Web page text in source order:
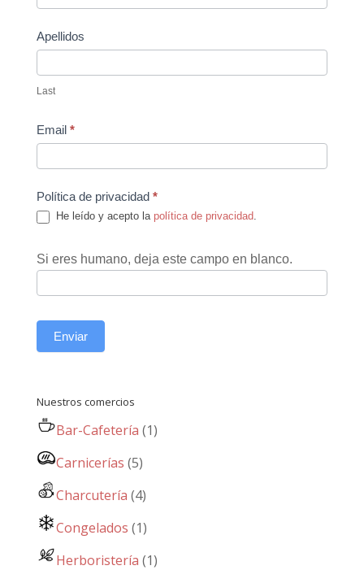
Apellidos
Last
Email *
Política de privacidad *
He leído y acepto la política de privacidad
Si eres humano, deja este campo en blanco.
Enviar
Nuestros comercios
Bar-Cafetería (1)
Carnicerías (5)
Charcutería (4)
Congelados (1)
Herboristería (1)